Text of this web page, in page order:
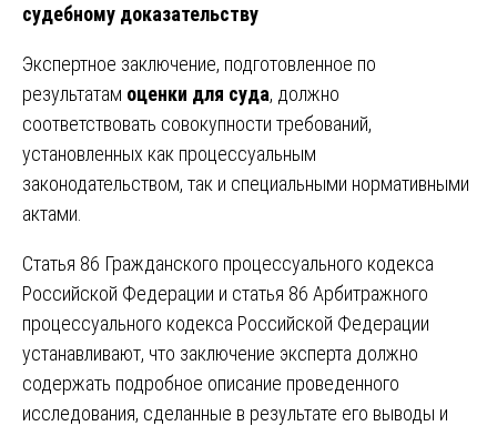
судебному доказательству
Экспертное заключение, подготовленное по
результатам оценки для суда, должно
соответствовать совокупности требований,
установленных как процессуальным
законодательством, так и специальными нормативными
актами.
Статья 86 Гражданского процессуального кодекса
Российской Федерации и статья 86 Арбитражного
процессуального кодекса Российской Федерации
устанавливают, что заключение эксперта должно
содержать подробное описание проведенного
исследования, сделанные в результате его выводы и